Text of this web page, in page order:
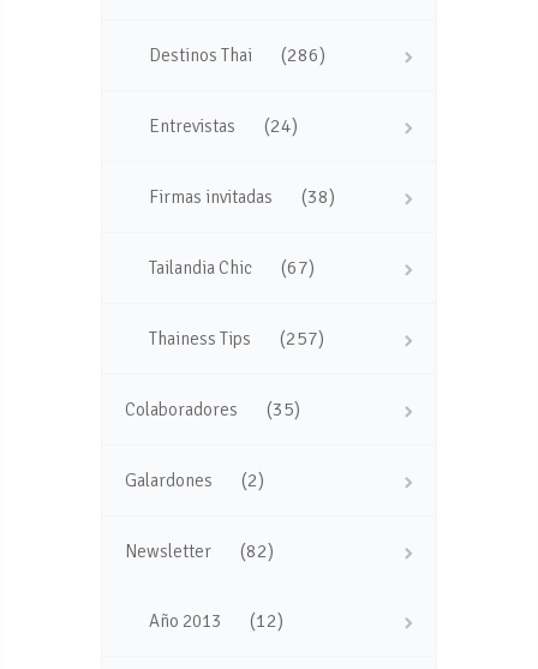
Destinos Thai (286)
Entrevistas (24)
Firmas invitadas (38)
Tailandia Chic (67)
Thainess Tips (257)
Colaboradores (35)
Galardones (2)
Newsletter (82)
Año 2013 (12)